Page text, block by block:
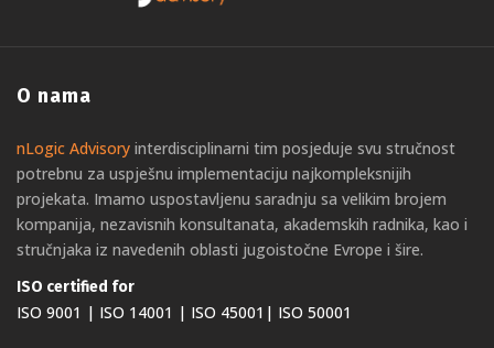
O nama
nLogic Advisory interdisciplinarni tim posjeduje svu stručnost
potrebnu za uspješnu implementaciju najkompleksnijih
projekata. Imamo uspostavljenu saradnju sa velikim brojem
kompanija, nezavisnih konsultanata, akademskih radnika, kao i
stručnjaka iz navedenih oblasti jugoistočne Evrope i šire.
ISO certified for
ISO 9001 | ISO 14001 | ISO 45001| ISO 50001